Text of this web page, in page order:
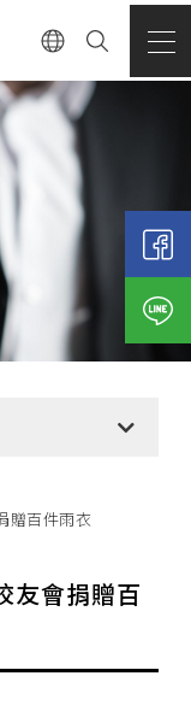
贈百件雨衣
友會捐贈百